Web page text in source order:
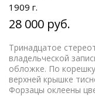
1909 г.
28 000 руб.
Тринадцатое
владельческой
обложке. По
верхней крышке
Форзацы оклеены